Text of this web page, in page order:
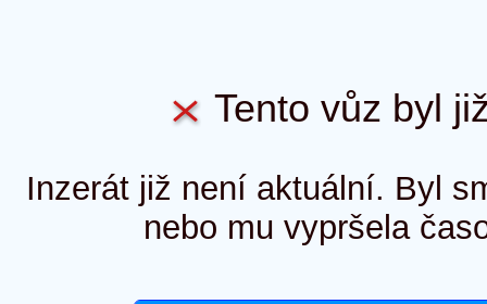
Tento vůz byl
Inzerát již není aktuální. Byl
nebo mu vypršela